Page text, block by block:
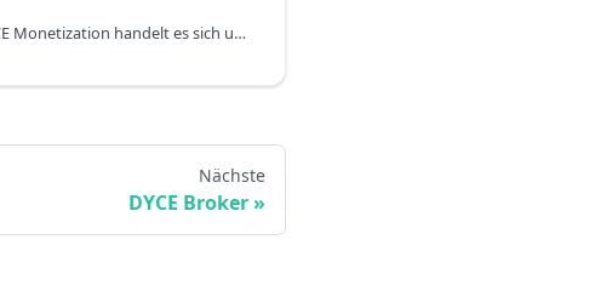
Bei der App DYCE Monetization handelt es sich um eine kostenlose, sogenannte Library-App, die automatisch mit allen DYCE Apps mitinstalliert wird. Sie wird für die Aktivierung und die Ermittlung von Nutzungsdaten verwendet.
Nächste
DYCE Broker